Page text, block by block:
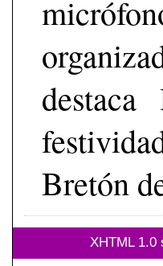
Bretón
XHTML 1.0